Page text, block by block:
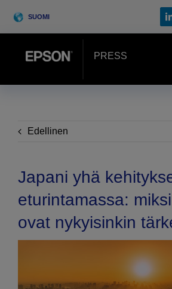
SUOMI
PRESS
Asiakastarinat
Tapahtumat
Search
Edellinen
Japani yhä
eturintamassa:
ovat nykyisinkin